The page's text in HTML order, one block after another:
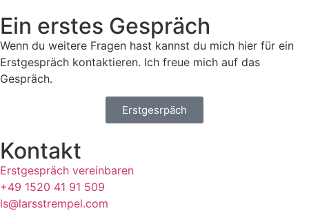
Ein erstes Gespräch
Wenn du weitere Fragen hast kannst du mich hier für ein
Erstgespräch kontaktieren. Ich freue mich auf das
Gespräch.
Erstgesrpäch
Kontakt
Erstgespräch vereinbaren
+49 1520 41 91 509
ls@larsstrempel.com